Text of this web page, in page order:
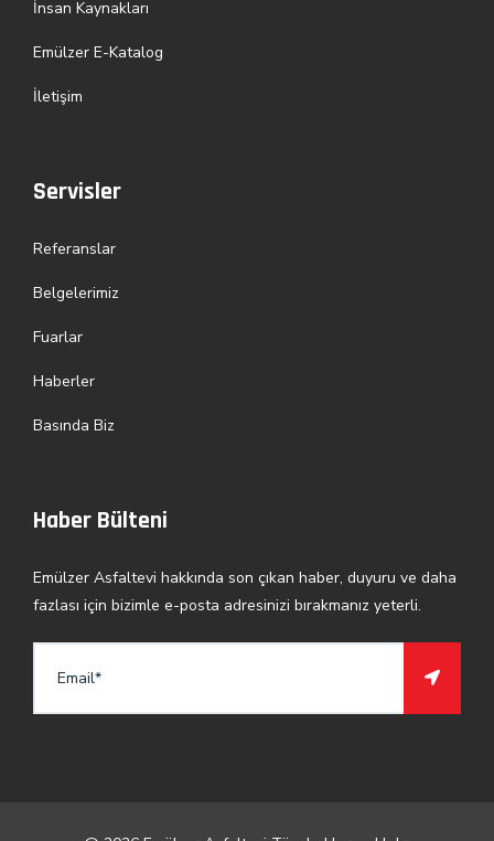
İnsan Kaynakları
Emülzer E-Katalog
İletişim
Servisler
Referanslar
Belgelerimiz
Fuarlar
Haberler
Basında Biz
Haber Bülteni
Emülzer Asfaltevi hakkında son çıkan haber, duyuru ve daha
fazlası için bizimle e-posta adresinizi bırakmanız yeterli.